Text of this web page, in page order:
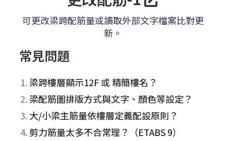
可更改梁跨配筋量或讀取外部文字檔案比對更
新。
常見問題
梁跨樓層顯示12F 或 精簡樓名？
梁配筋圖排版方式與文字、顏色等設定？
大/小梁主筋量依樓層定義配設原則？
剪力筋量太多不合常理？（ETABS 9）